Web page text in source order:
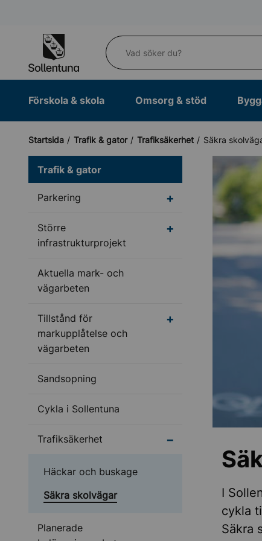
Vad söker du?
Förskola & skola Omsorg & stöd
Startsida Trafik & gator Trafiksäkerhet Säkra
Trafik & gator
Parkering Undermeny för
Större
infrastrukturprojekt
Undermeny för
Aktuella mark- och
vägarbeten
Tillstånd för
markupplåtelse och
vägarbeten
Undermeny för
Sandsopning
Cykla i Sollentuna
Trafiksäkerhet Undermeny för
Häckar och buskage
Säkra skolvägar
Planerade
I
cykla
Säkra